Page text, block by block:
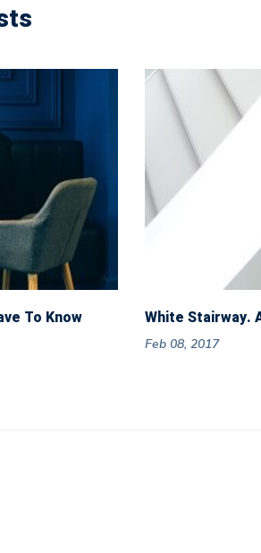
To Know White Stairway.
Feb 08, 2017